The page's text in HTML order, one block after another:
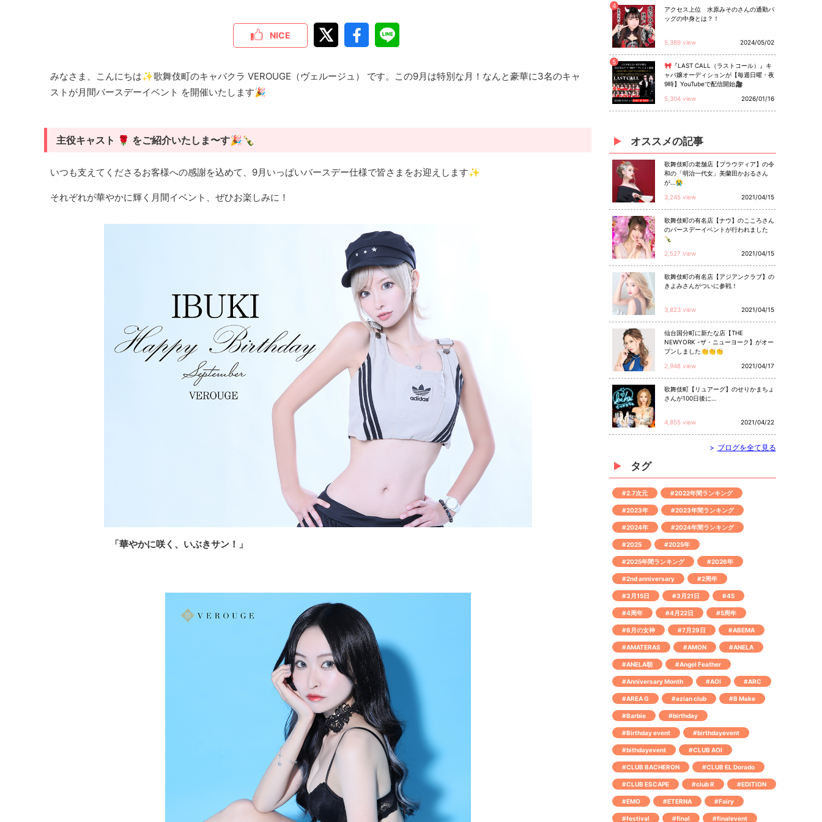
NICE
みなさま、こんにちは✨歌舞伎町のキャバクラ VEROUGE（ヴェルージュ） です。この9月は特別な月！なんと豪華に3名のキャ
ストが月間バースデーイベント を開催いたします🎉
主役キャスト 🌹 をご紹介いたしま〜す🎉🍾
いつも支えてくださるお客様への感謝を込めて、9月いっぱいバースデー仕様で皆さまをお迎えします✨
それぞれが華やかに輝く月間イベント、ぜひお楽しみに！
「華やかに咲く、いぶきサン！」
4
アクセス上位 水原みそのさんの通勤バ
ッグの中身とは？！
5,389 view 2024/05/02
5
🎀『LAST CALL（ラストコール）』キ
ャバ嬢オーディションが【毎週日曜・夜
9時】YouTubeで配信開始🎥
5,304 view
2026/01/16
オススメの記事
歌舞伎町の老舗店【プラウディア】の令
和の「明治一代女」美蘭田かおるさん
が…😭
3,245 view
2021/04/15
歌舞伎町の有名店【ナウ】のこころさん
のバースデーイベントが行われました
🍾
2,527 view
2021/04/15
歌舞伎町の有名店【アジアンクラブ】の
きよみさんがついに参戦！
3,823 view 2021/04/15
仙台国分町に新たな店【THE
NEWYORK -ザ・ニューヨーク】がオー
プンしました👏👏👏
2,948 view
2021/04/17
歌舞伎町【リュアーグ】のせりかまちょ
さんが100日後に…
4,855 view 2021/04/22
> ブログを全て見る
タグ
#2.7次元 #2022年間ランキング
#2023年 #2023年間ランキング
#2024年 #2024年間ランキング
#2025 #2025年
#2025年間ランキング #2026年
#2nd anniversary #2周年
#3月15日 #3月21日 #45
#4周年 #4月22日 #5周年
#6月の女神 #7月29日 #ABEMA
#AMATERAS #AMON #ANELA
#ANELA朝 #Angel Feather
#Anniversary Month #AOI #ARC
#AREA G #azian club #B Make
#Barbie #birthday
#Birthday event #birthdayevent
#bithdayevent #CLUB AOI
#CLUB BACHERON #CLUB EL Dorado
#CLUB ESCAPE #club R #EDITION
#EMO #ETERNA #Fairy
#festival #final #finalevent